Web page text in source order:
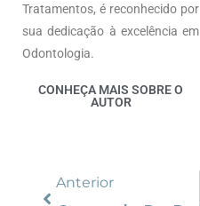
Tratamentos, é reconhecido por
sua dedicação à excelência em
Odontologia.
CONHEÇA MAIS SOBRE O
AUTOR
Anterior